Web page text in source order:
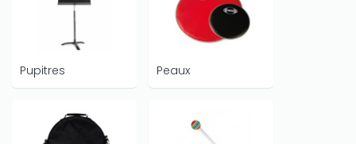
Pupitres Peaux